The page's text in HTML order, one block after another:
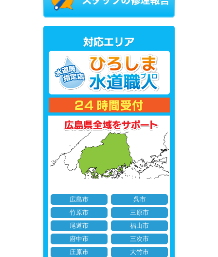
広島市
呉市
竹原市
三原市
尾道市
福山市
府中市
三次市
庄原市
大竹市